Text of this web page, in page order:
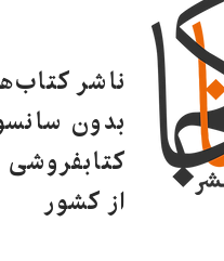
ناشر
بدون
کتابفروشی
از کشور